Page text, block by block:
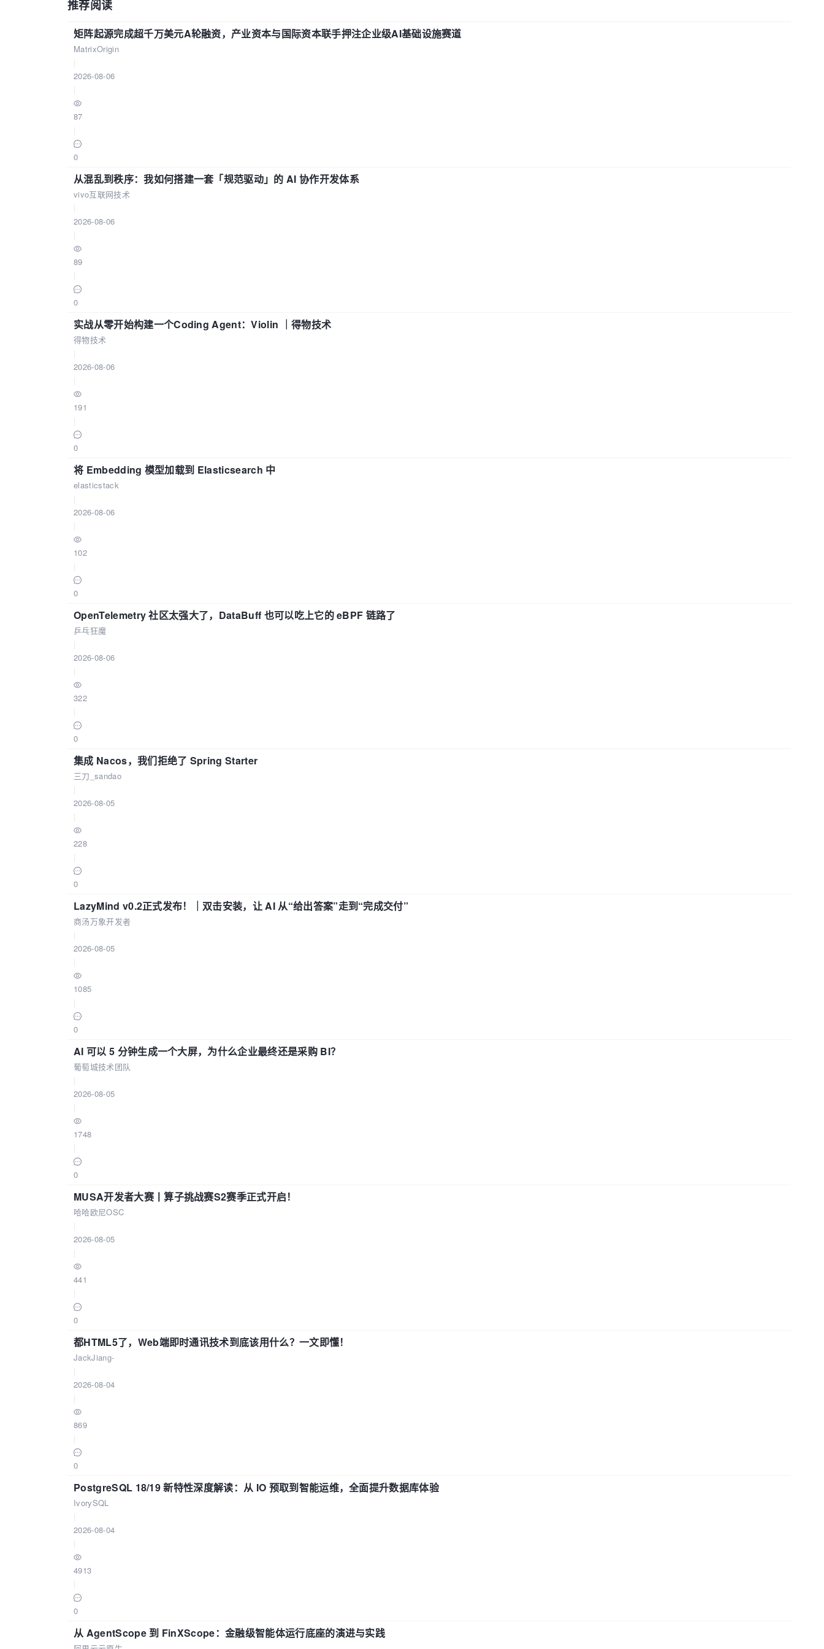
推荐阅读
矩阵起源完成超千万美元A轮融资，产业资本与国际资本联手押注企业级AI基础设施赛道
MatrixOrigin
2026-08-06
87
0
从混乱到秩序：我如何搭建一套「规范驱动」的 AI 协作开发体系
vivo互联网技术
2026-08-06
89
0
实战从零开始构建一个Coding Agent：Violin ｜得物技术
得物技术
2026-08-06
191
0
将 Embedding 模型加载到 Elasticsearch 中
elasticstack
2026-08-06
102
0
OpenTelemetry 社区太强大了，DataBuff 也可以吃上它的 eBPF 链路了
乒乓狂魔
2026-08-06
322
0
集成 Nacos，我们拒绝了 Spring Starter
三刀_sandao
2026-08-05
228
0
LazyMind v0.2正式发布！｜双击安装，让 AI 从“给出答案”走到“完成交付”
商汤万象开发者
2026-08-05
1085
0
AI 可以 5 分钟生成一个大屏，为什么企业最终还是采购 BI？
葡萄城技术团队
2026-08-05
1748
0
MUSA开发者大赛丨算子挑战赛S2赛季正式开启！
哈哈欧尼OSC
2026-08-05
441
0
都HTML5了，Web端即时通讯技术到底该用什么？一文即懂！
JackJiang-
2026-08-04
869
0
PostgreSQL 18/19 新特性深度解读：从 IO 预取到智能运维，全面提升数据库体验
IvorySQL
2026-08-04
4913
0
从 AgentScope 到 FinXScope：金融级智能体运行底座的演进与实践